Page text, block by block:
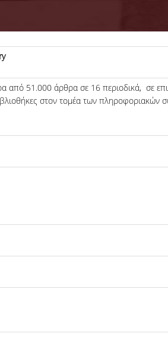
από 51.000 άρθρα σε 16 περιοδικά, σε
στον τομέα των πληροφοριακών